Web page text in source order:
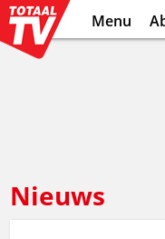
Menu
Nieuws